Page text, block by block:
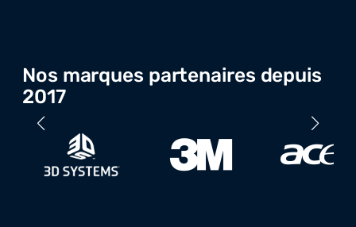
Nos marques partenaires depuis
2017